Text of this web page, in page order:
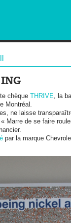
AND OUT OF HOME
chèque THRIVE , la
Montréal.
ne laisse
Marre de se faire
par la marque